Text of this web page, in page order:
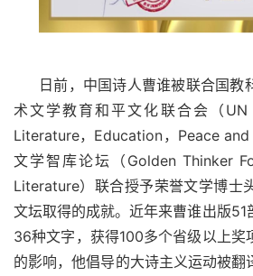
日前，中国诗人曹谁被联合国教
术文学教育和平文化联合会 （
Literature， Education， Peace
文学智库论坛（Golden Thinker
Literature） 联合授予荣誉文学博士
文坛取得的成就。近年来曹谁出版51
36种文字，获得100多个省级以上奖
的影响，他倡导的大诗主义运动被翻